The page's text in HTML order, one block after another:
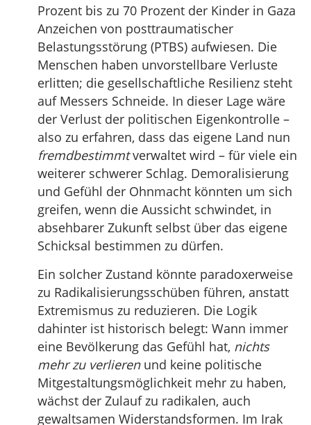
Prozent bis zu 70 Prozent der Kinder in Gaza
Anzeichen von posttraumatischer
Belastungsstörung (PTBS) aufwiesen. Die
Menschen haben unvorstellbare Verluste
erlitten; die gesellschaftliche Resilienz steht
auf Messers Schneide. In dieser Lage wäre
der Verlust der politischen Eigenkontrolle –
also zu erfahren, dass das eigene Land nun
fremdbestimmtverwaltet wird – für viele ein
weiterer schwerer Schlag. Demoralisierung
und Gefühl der Ohnmacht könnten um sich
greifen, wenn die Aussicht schwindet, in
absehbarer Zukunft selbst über das eigene
Schicksal bestimmen zu dürfen.
Ein solcher Zustand könnte paradoxerweise
zu Radikalisierungsschüben führen, anstatt
Extremismus zu reduzieren. Die Logik
dahinter ist historisch belegt: Wann immer
eine Bevölkerung das Gefühl hat, nichts
mehr zu verlierenund keine politische
Mitgestaltungsmöglichkeit mehr zu haben,
wächst der Zulauf zu radikalen, auch
gewaltsamen Widerstandsformen. Im Irak